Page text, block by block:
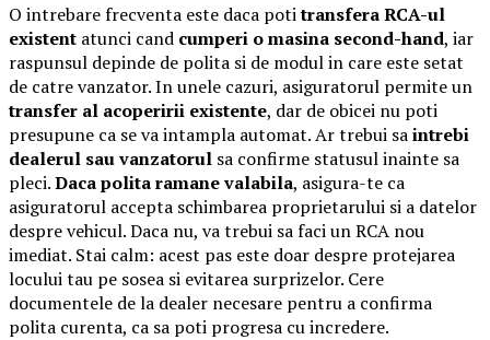
O intrebare frecventa este daca potitransfera RCA-ul
existent atunci cand cumperi o masina second-hand, iar
raspunsul depinde de polita si de modul in care este setat
de catre vanzator. In unele cazuri, asiguratorul permite un
transfer al acoperirii existente, dar de obicei nu poti
presupune ca se va intampla automat. Ar trebui saintrebi
dealerul sau vanzatorul sa confirme statusul inainte sa
pleci.Daca polita ramane valabila, asigura-te ca
asiguratorul accepta schimbarea proprietarului si a datelor
despre vehicul. Daca nu, va trebui sa faci un RCA nou
imediat. Stai calm: acest pas este doar despre protejarea
locului tau pe sosea si evitarea surprizelor. Cere
documentele de la dealer necesare pentru a confirma
polita curenta, ca sa poti progresa cu incredere.